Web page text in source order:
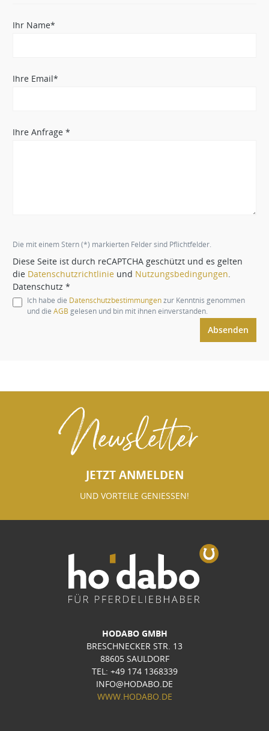
Ihr Name*
Ihre Email*
Ihre Anfrage *
Die mit einem Stern (*) markierten Felder sind Pflichtfelder.
Diese Seite ist durch reCAPTCHA geschützt und es gelten
die Datenschutzrichtlinie und Nutzungsbedingungen.
Datenschutz *
Ich habe die Datenschutzbestimmungenzur Kenntnis genommen
und die AGB gelesen und bin mit ihnen einverstanden.
Absenden
Newsletter
JETZT ANMELDEN
UND VORTEILE GENIESSEN!
HODABO GMBH
BRESCHNECKER STR. 13
88605 SAULDORF
TEL: +49 174 1368339
INFO@HODABO.DE
WWW.HODABO.DE